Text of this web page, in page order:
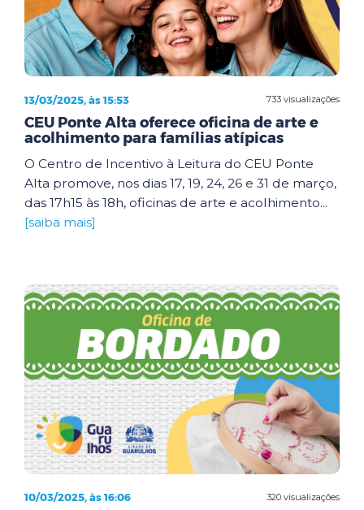
733 visualizações
13/03/2025, às 15:53
CEU Ponte Alta oferece oficina de arte e
acolhimento para famílias atípicas
O Centro de Incentivo à Leitura do CEU Ponte
Alta promove, nos dias 17, 19, 24, 26 e 31 de março,
das 17h15 às 18h, oficinas de arte e acolhimento...
[saiba mais]
320 visualizações
10/03/2025, às 16:06